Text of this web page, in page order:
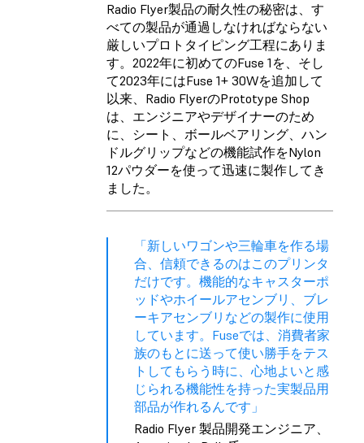
Radio Flyer製品の耐久性の秘密は、す
べての製品が通過しなければならない
厳しいプロトタイピング工程にありま
す。2022年に初めてのFuse 1を、そし
て2023年にはFuse 1+ 30Wを追加して
以来、Radio FlyerのPrototype Shop
は、エンジニアやデザイナーのため
に、シート、ボールベアリング、ハン
ドルグリップなどの機能試作をNylon
12パウダーを使って迅速に製作してき
ました。
「新しいワゴンや三輪車を作る場
合、信頼できるのはこのプリンタ
だけです。機能的なキャスターポ
ッドやホイールアセンブリ、ブレ
ーキアセンブリなどの製作に使用
しています。Fuseでは、消費者家
族のもとに送って使い勝手をテス
トしてもらう時に、心地よいと感
じられる機能性を持った実製品用
部品が作れるんです」
Radio Flyer 製品開発エンジニア、